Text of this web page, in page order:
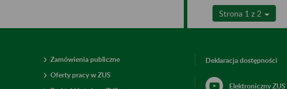
Strona 1 z 2
Zamówienia publiczne
Oferty pracy w ZUS
Deklaracja dostępności
Elektroniczny ZUS